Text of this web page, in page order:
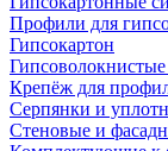
Профили для
Гипсокартон
Крепёж для
Серпянки и
Стеновые и